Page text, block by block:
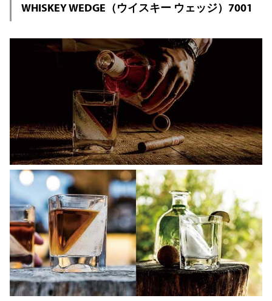
WHISKEY WEDGE（ウイスキー ウェッジ）7001